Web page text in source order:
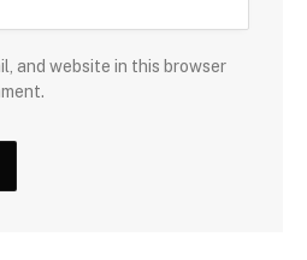
and website in this browser